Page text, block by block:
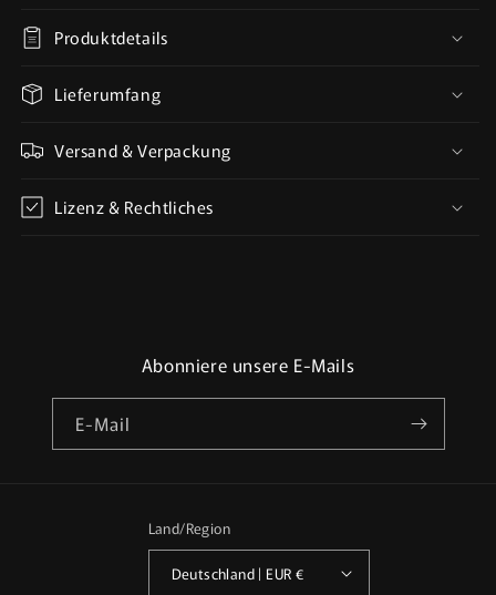
für
für
Produktdetails
Lieferumfang
Versand & Verpackung
Lizenz & Rechtliches
Abonniere unsere E-Mails
E-Mail
Land/Region
Deutschland | EUR €